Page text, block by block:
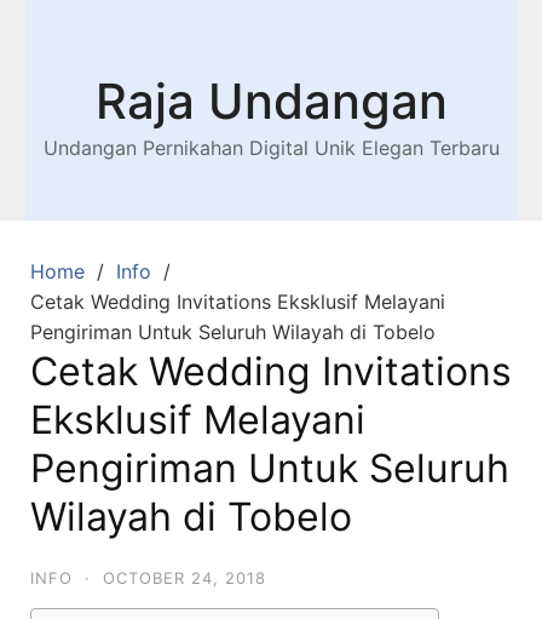
Raja Undangan
Undangan Pernikahan Digital Unik Elegan Terbaru
Home
Info
Cetak Wedding Invitations Eksklusif Melayani
Pengiriman Untuk Seluruh Wilayah di Tobelo
Cetak Wedding Invitations
Eksklusif Melayani
Pengiriman Untuk Seluruh
Wilayah di Tobelo
INFO · OCTOBER 24, 2018